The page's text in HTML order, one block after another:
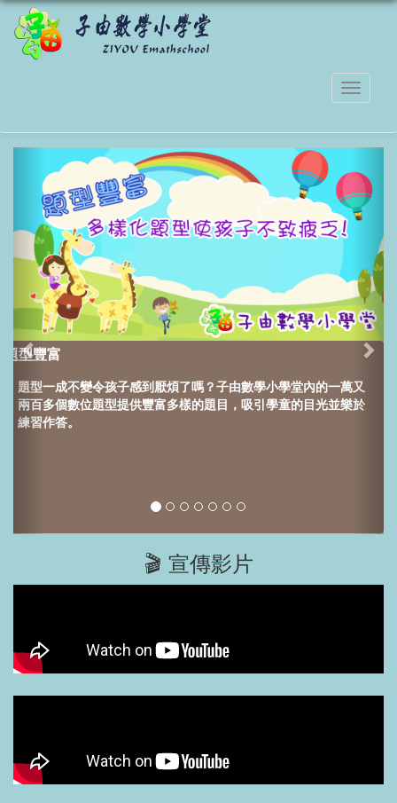
題型豐富
題型一成不變令孩子感到厭煩了嗎？子由數學小學堂內的一萬又
兩百多個數位題型提供豐富多樣的題目，吸引學童的目光並樂於
練習作答。
🎬 宣傳影片